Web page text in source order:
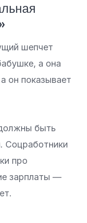
шепчет
а она
он показывает
быть
Соцработники
про
зарплаты —